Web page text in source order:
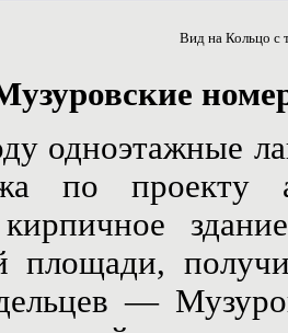
Вид на Кольцо с
по проекту
кирпичное
площади,
—